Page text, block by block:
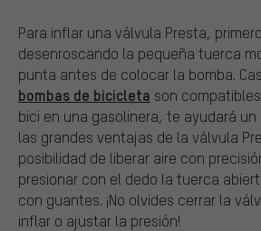
Para inflar una válvula Presta,
desenroscando la pequeña tuerca
punta antes de colocar la bomba.
bombas de bicicleta son
bici en una gasolinera, te ayudará un
las grandes ventajas de la válvula
posibilidad de liberar aire con
presionar con el dedo la tuerca
con guantes. ¡No olvides cerrar la
inflar o ajustar la presión!